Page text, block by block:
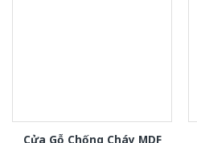
Cửa Gỗ Chống Cháy MDF